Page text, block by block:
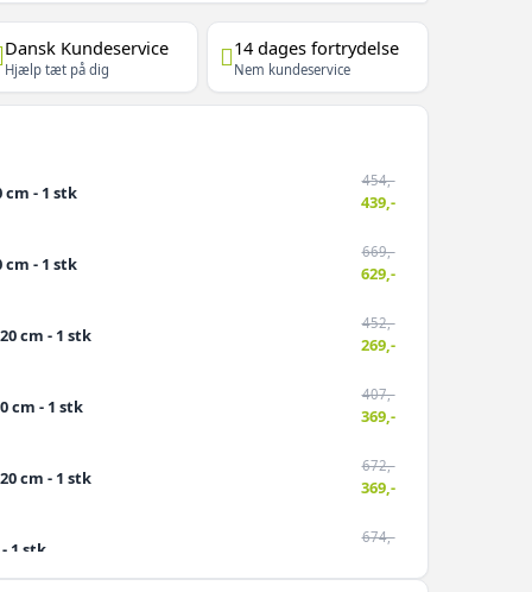
Dansk Kundeservice
Hjælp tæt på dig
14 dages fortrydelse
Nem kundeservice
cm - 1 stk
454,-
439,-
cm - 1 stk
669,-
629,-
cm - 1 stk
452,-
269,-
cm - 1 stk
407,-
369,-
cm - 1 stk
672,-
369,-
1 stk
674,-